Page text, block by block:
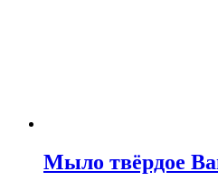
Мыло твёрдое